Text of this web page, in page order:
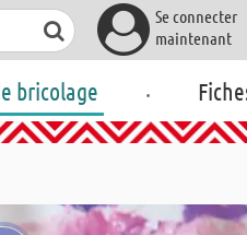
Se connecter
maintenant
bricolage .